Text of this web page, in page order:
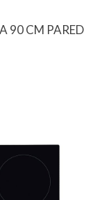
90 CM PARED